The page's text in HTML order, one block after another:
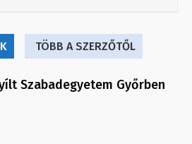
TÖBB A SZERZŐTŐL
Szabadegyetem Győrben